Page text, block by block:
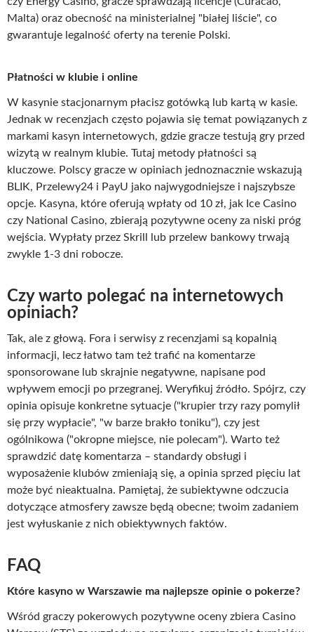
Malta) oraz obecność na ministerialnej "białej liście", co
gwarantuje legalność oferty na terenie Polski.
Płatności w klubie i online
W kasynie stacjonarnym płacisz gotówką lub kartą w kasie.
Jednak w recenzjach często pojawia się temat powiązanych z
markami kasyn internetowych, gdzie gracze testują gry przed
wizytą w realnym klubie. Tutaj metody płatności są
kluczowe. Polscy gracze w opiniach jednoznacznie wskazują
BLIK, Przelewy24 i PayU jako najwygodniejsze i najszybsze
opcje. Kasyna, które oferują wpłaty od 10 zł, jak Ice Casino
czy National Casino, zbierają pozytywne oceny za niski próg
wejścia. Wypłaty przez Skrill lub przelew bankowy trwają
zwykle 1-3 dni robocze.
Czy warto polegać na internetowych
opiniach?
Tak, ale z głową. Fora i serwisy z recenzjami są kopalnią
informacji, lecz łatwo tam też trafić na komentarze
sponsorowane lub skrajnie negatywne, napisane pod
wpływem emocji po przegranej. Weryfikuj źródło. Spójrz, czy
opinia opisuje konkretne sytuacje ("krupier trzy razy pomylił
się przy wypłacie", "w barze brakło toniku"), czy jest
ogólnikowa ("okropne miejsce, nie polecam"). Warto też
sprawdzić datę komentarza – standardy obsługi i
wyposażenie klubów zmieniają się, a opinia sprzed pięciu lat
może być nieaktualna. Pamiętaj, że subiektywne odczucia
dotyczące atmosfery zawsze będą obecne; twoim zadaniem
jest wyłuskanie z nich obiektywnych faktów.
FAQ
Które kasyno w Warszawie ma najlepsze opinie o pokerze?
Wśród graczy pokerowych pozytywne oceny zbiera Casino